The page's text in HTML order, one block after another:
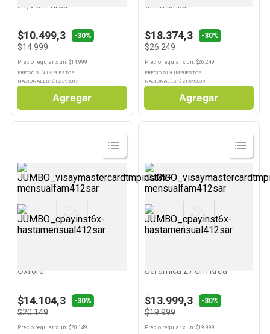
21,9 Cm Krea
$10.499,3 -30%
$14.999
Precio regular x un: $14.999
PRECIO SIN IMPUESTOS
NACIONALES: $ 12.395,87
Agregar
Cm Mishka
$18.374,3 -30%
$26.249
Precio regularx un: $26.249
PRECIO SIN IMPUESTOS
NACIONALES: $ 21.693,39
Agregar
Ver
Producto
Oxford
$14.104,3 -30%
$20.149
Precio regular x un: $20.149
Ver
Producto
Cerámica 27 Cm Krea
$13.999,3 -30%
$19.999
Precio regularx un: $19.999